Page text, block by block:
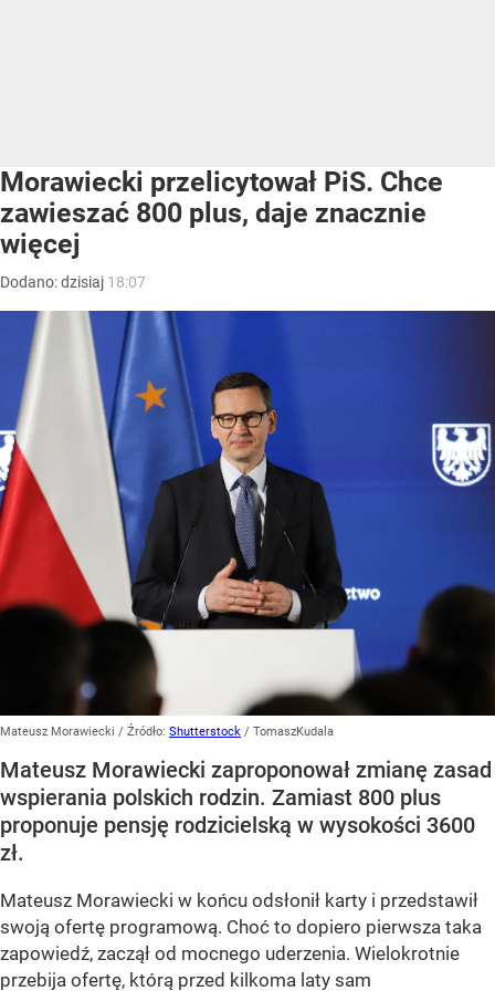
Morawiecki przelicytował PiS. Chce
zawieszać 800 plus, daje znacznie
więcej
Dodano:dzisiaj 18:07
Mateusz Morawiecki / Źródło: Shutterstock / TomaszKudala
Mateusz Morawiecki zaproponował zmianę zasad
wspierania polskich rodzin. Zamiast 800 plus
proponuje pensję rodzicielską w wysokości 3600
zł.
Mateusz Morawiecki w końcu odsłonił karty i przedstawił
swoją ofertę programową. Choć to dopiero pierwsza taka
zapowiedź, zaczął od mocnego uderzenia. Wielokrotnie
przebija ofertę, którą przed kilkoma laty sam